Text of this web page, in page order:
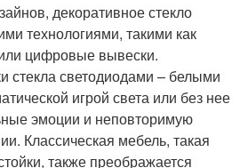
декоративное стекло
технологиями, такими как
цифровые вывески.
стекла светодиодами – белыми
игрой света или без нее
эмоции и неповторимую
Классическая мебель, такая
также преображается